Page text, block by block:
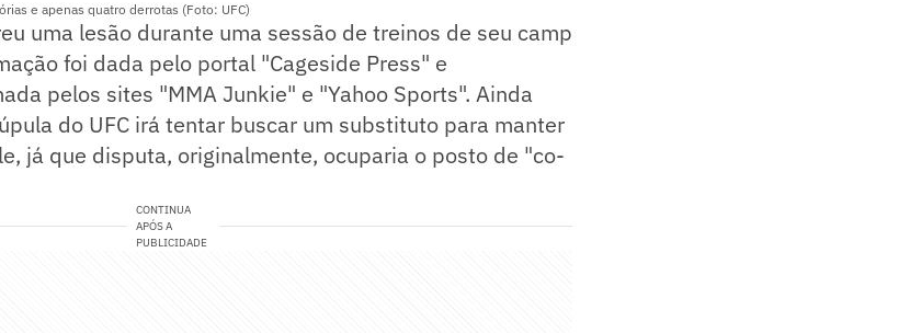
e apenas quatro derrotas (Foto: UFC)
uma lesão durante uma sessão de treinos de seu camp
foi dada pelo portal "Cageside Press" e
pelos sites "MMA Junkie" e "Yahoo Sports". Ainda
do UFC irá tentar buscar um substituto para manter
já que disputa, originalmente, ocuparia o posto de "co-
CONTINUA
APÓS A
PUBLICIDADE